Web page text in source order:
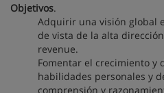
Objetivos.
Adquirir una visión global
de vista de la alta
revenue.
Fomentar el crecimiento y
habilidades personales y
comprensión y